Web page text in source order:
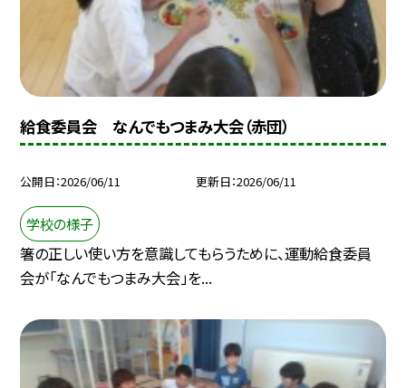
給食委員会 なんでもつまみ大会（赤団）
公開日 2026/06/11 更新日 2026/06/11
学校の様子
箸の正しい使い方を意識してもらうために、運動給食委員
会が「なんでもつまみ大会」を...